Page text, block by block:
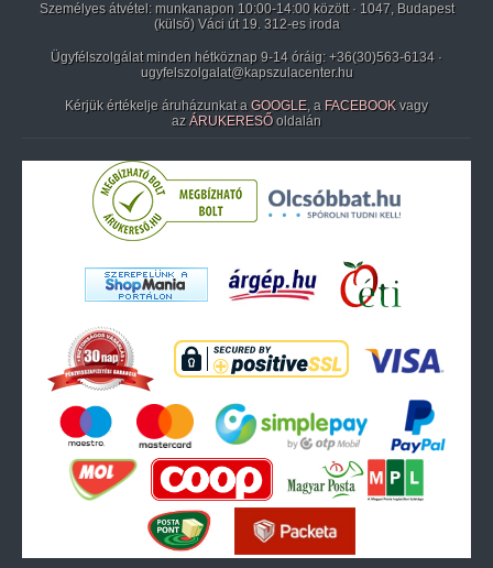
Személyes átvétel: munkanapon 10:00-14:00 között · 1047, Budapest
(külső) Váci út 19. 312-es iroda
Ügyfélszolgálat minden hétköznap 9-14 óráig: +36(30)563-6134 ·
ugyfelszolgalat@kapszulacenter.hu
Kérjük értékelje áruházunkat a GOOGLE, a FACEBOOK vagy
az ÁRUKERESŐ oldalán